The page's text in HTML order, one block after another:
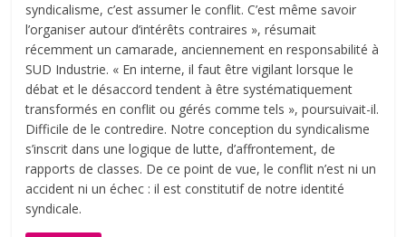
syndicalisme, c’est assumer le conflit. C’est même savoir
l’organiser autour d’intérêts contraires », résumait
récemment un camarade, anciennement en responsabilité à
SUD Industrie. « En interne, il faut être vigilant lorsque le
débat et le désaccord tendent à être systématiquement
transformés en conflit ou gérés comme tels », poursuivait-il.
Difficile de le contredire. Notre conception du syndicalisme
s’inscrit dans une logique de lutte, d’affrontement, de
rapports de classes. De ce point de vue, le conflit n’est ni un
accident ni un échec : il est constitutif de notre identité
syndicale.